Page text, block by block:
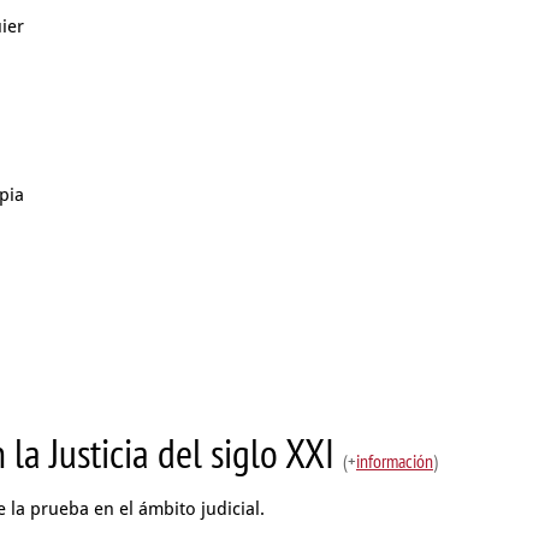
Justicia del siglo XXI (+información)
la prueba en el ámbito judicial.